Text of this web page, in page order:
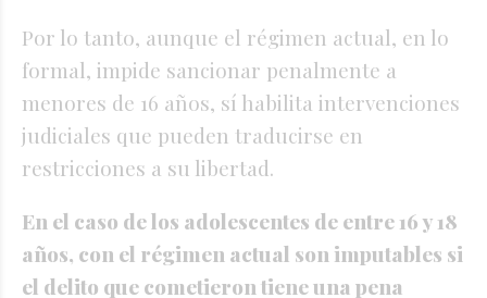
Por lo tanto, aunque el régimen actual, en lo
formal, impide sancionar penalmente a
menores de 16 años, sí habilita intervenciones
judiciales que pueden traducirse en
restricciones a su libertad.
En el caso de los adolescentes de entre 16 y 18
años, con el régimen actual son imputables si
el delito que cometieron tiene una pena